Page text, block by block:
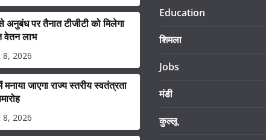
पर तैनात टीजीटी को मिलेगा
वेतन लाभ
8, 2026
जाएगा राज्य स्तरीय स्वतंत्रता
8, 2026
Education
शिमला
Jobs
मंडी
कुल्लू